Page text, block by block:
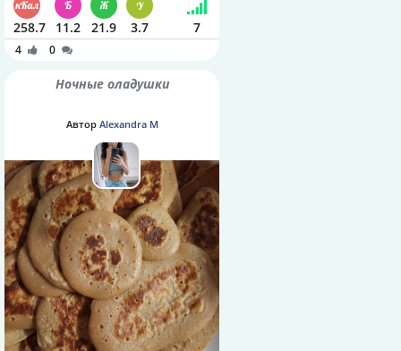
258.7 11.2 21.9 3.7 7
4 0
Ночные оладушки
Автор Alexandra M